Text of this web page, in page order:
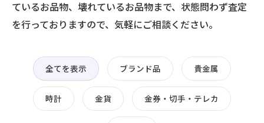
ているお品物、壊れているお品物まで、状態問わず査定
を行っておりますので、気軽にご相談ください。
全てを表示 ブランド品 貴金属
時計 金貨 金券・切手・テレカ